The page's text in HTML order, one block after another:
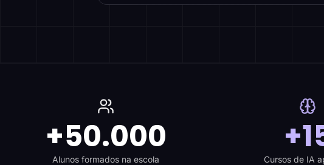
+50.000
Alunos formados na escola Cursos de IA